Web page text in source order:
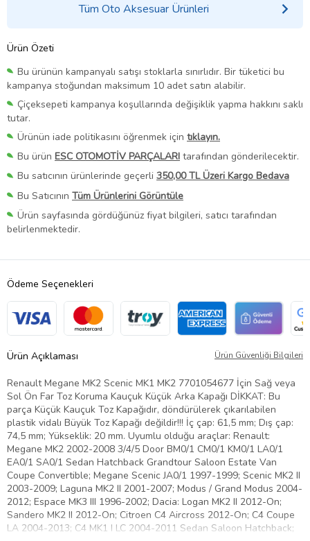
Tüm Oto Aksesuar Ürünleri
Ürün Özeti
Bu ürünün kampanyalı satışı stoklarla sınırlıdır. Bir tüketici bu
kampanya stoğundan maksimum 10 adet satın alabilir.
Çiçeksepeti kampanya koşullarında değişiklik yapma hakkını saklı
tutar.
Ürünün iade politikasını öğrenmek için tıklayın.
Bu ürün ESC OTOMOTİV PARÇALARI tarafından gönderilecektir.
Bu satıcının ürünlerinde geçerli 350,00 TL Üzeri Kargo Bedava
Bu Satıcının Tüm Ürünlerini Görüntüle
Ürün sayfasında gördüğünüz fiyat bilgileri, satıcı tarafından
belirlenmektedir.
Ödeme Seçenekleri
Ürün Açıklaması Ürün Güvenliği Bilgileri
Renault Megane MK2 Scenic MK1 MK2 7701054677 İçin Sağ veya
Sol Ön Far Toz Koruma Kauçuk Küçük Arka Kapağı DİKKAT: Bu
parça Küçük Kauçuk Toz Kapağıdır, döndürülerek çıkarılabilen
plastik vidalı Büyük Toz Kapağı değildir!!! İç çap: 61,5 mm; Dış çap:
74,5 mm; Yükseklik: 20 mm. Uyumlu olduğu araçlar: Renault:
Megane MK2 2002-2008 3/4/5 Door BM0/1 CM0/1 KM0/1 LA0/1
EA0/1 SA0/1 Sedan Hatchback Grandtour Saloon Estate Van
Coupe Convertible; Megane Scenic JA0/1 1997-1999; Scenic MK2 II
2003-2009; Laguna MK2 II 2001-2007; Modus / Grand Modus 2004-
2012; Espace MK3 III 1996-2002; Dacia: Logan MK2 II 2012-On;
Sandero MK2 II 2012-On; Citroen C4 Aircross 2012-On; C4 Coupe
LA 2004-2013; C4 MK1 I LC 2004-2011 Sedan Saloon Hatchback;